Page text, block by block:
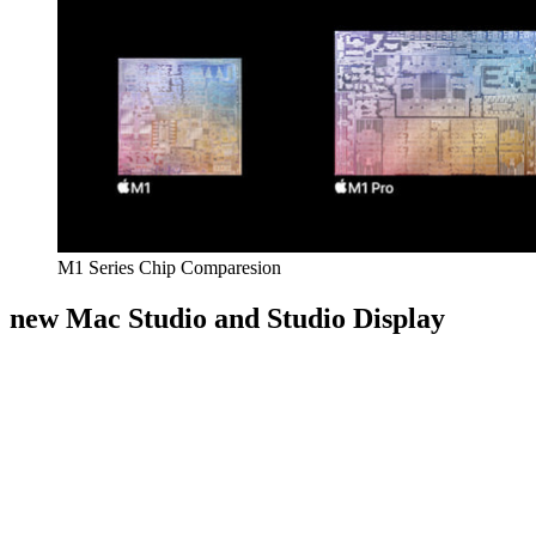
M1 Series Chip Comparesion
new Mac Studio and Studio Display